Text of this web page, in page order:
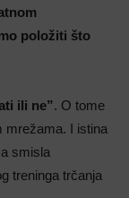
položiti što
ili ne”. O tome
mrežama. I istina
smisla
treninga trčanja